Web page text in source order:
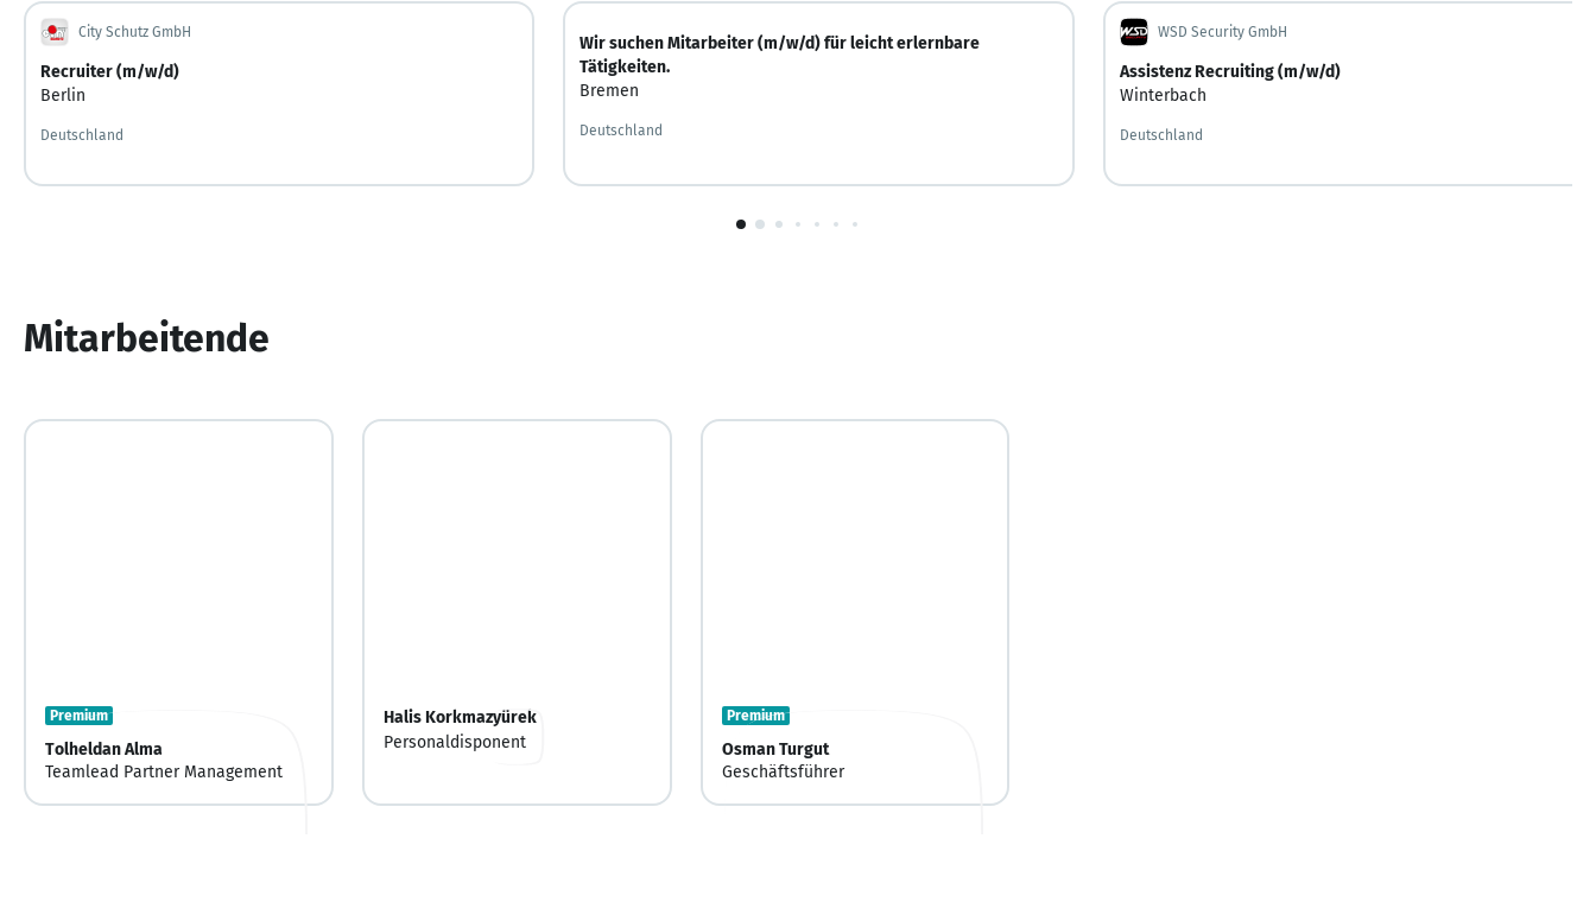
City Schutz GmbH
Recruiter (m/w/d)
Berlin
Deutschland
Wir suchen Mitarbeiter (m/w/d) für leicht erlernbare
Tätigkeiten.
Bremen
Deutschland
WSD Security GmbH
Assistenz Recruiting (m/w/d)
Winterbach
Deutschland
1
Mitarbeitende
Premium
Tolheldan Alma
Teamlead Partner Management
Halis Korkmazyürek
Personaldisponent
Premium
Osman Turgut
Geschäftsführer